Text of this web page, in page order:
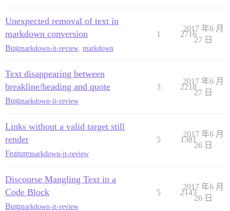
Unexpected removal of text in
markdown conversion
Bugmarkdown-it-review markdown
1 2716
2017 年6 月
27 日
Text disappearing between
breakline/heading and quote
Bugmarkdown-it-review
3 2218
2017 年6 月
27 日
Links without a valid target still
render
Featuremarkdown-it-review
5 1381
2017 年6 月
26 日
Discourse Mangling Text in a
Code Block
Bugmarkdown-it-review
5 2143
2017 年6 月
26 日